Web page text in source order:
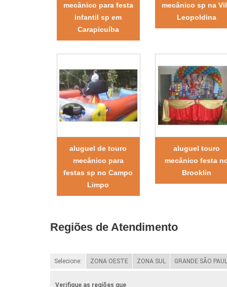
mecânico para festa
infantil sp em
Carapicuíba
mecânico sp na
Leopoldina
aluguel de touro
mecânico para
festas sp no Campo
Limpo
aluguel touro
mecânico festa
Brooklin
Regiões de Atendimento
Selecione: ZONA OESTE ZONA SUL GRANDE SÃO
Verifique as regiões que